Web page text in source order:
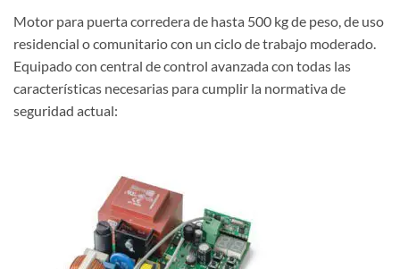
Motor para puerta corredera de hasta 500 kg de peso, de uso
residencial o comunitario con un ciclo de trabajo moderado.
Equipado con central de control avanzada con todas las
características necesarias para cumplir la normativa de
seguridad actual: